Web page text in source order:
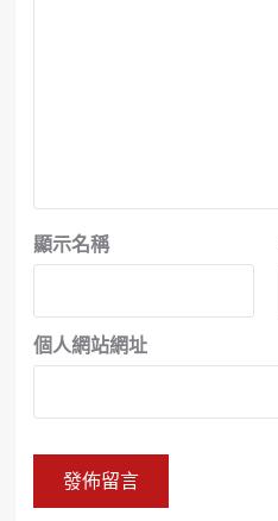
顯示名稱
個人網站網址